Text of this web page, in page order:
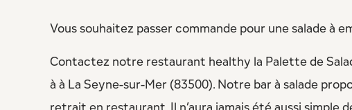
Vous souhaitez passer commande pour une salade à
Contactez notre restaurant healthy la Palette de
à à La Seyne-sur-Mer (83500). Notre bar à salade